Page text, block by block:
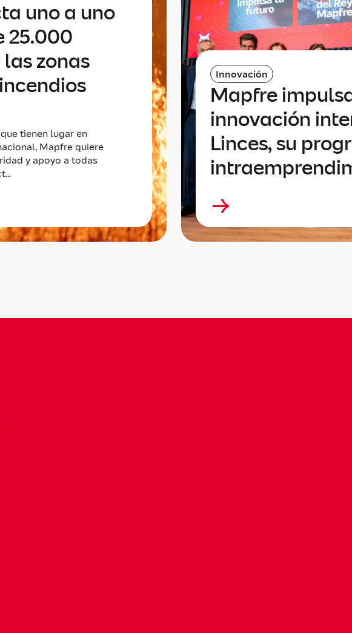
uno a uno
25.000
zonas
tienen lugar en
Mapfre quiere
y apoyo a todas
Innovación
Mapfre
innovación
Linces, su